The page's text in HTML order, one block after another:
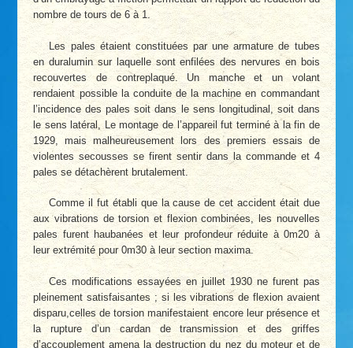
nombre de tours de 6 à 1.
Les pales étaient constituées par une armature de tubes
en duralumin sur laquelle sont enfilées des nervures en bois
recouvertes de contreplaqué. Un manche et un volant
rendaient possible la conduite de la machine en commandant
l’incidence des pales soit dans le sens longitudinal, soit dans
le sens latéral, Le montage de l’appareil fut terminé à la fin de
1929, mais malheureusement lors des premiers essais de
violentes secousses se firent sentir dans la commande et 4
pales se détachèrent brutalement.
Comme il fut établi que la cause de cet accident était due
aux vibrations de torsion et flexion combinées, les nouvelles
pales furent haubanées et leur profondeur réduite à 0m20 à
leur extrémité pour 0m30 à leur section maxima.
Ces modifications essayées en juillet 1930 ne furent pas
pleinement satisfaisantes ; si les vibrations de flexion avaient
disparu,celles de torsion manifestaient encore leur présence et
la rupture d’un cardan de transmission et des griffes
d’accouplement amena la destruction du nez du moteur et de